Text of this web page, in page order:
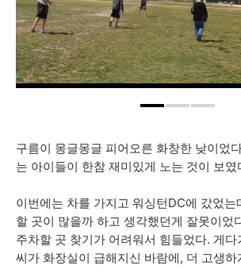
구름이 몽글몽글 피어오른 화창한 낮이었
는 아이들이 한참 재미있게 노는 것이 보였
이번에는 차를 가지고 워싱턴DC에 갔었는
할 곳이 많을까 하고 생각했던게 잘못이었
주차할 곳 찾기가 어려워서 힘들었다. 게
씨가 화장실이 급해지신 바람에, 더 고생하